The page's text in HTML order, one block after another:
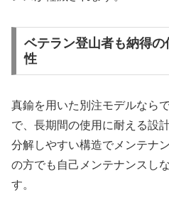
ベテラン登山者も納得
性
真鍮を用いた別注モデルなら
で、長期間の使用に耐える設計
分解しやすい構造でメンテナ
の方でも自己メンテナンスし
す。